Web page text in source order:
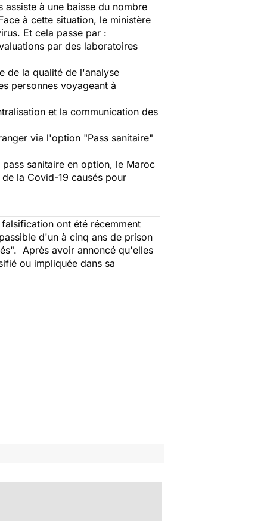
à une baisse du nombre
à cette situation, le ministère
Et cela passe par :
par des laboratoires
de la qualité de l'analyse
personnes voyageant à
et la communication des
via l'option "Pass sanitaire"
sanitaire en option, le Maroc
la Covid-19 causés pour
ont été récemment
d'un à cinq ans de prison
Après avoir annoncé qu'elles
ou impliquée dans sa